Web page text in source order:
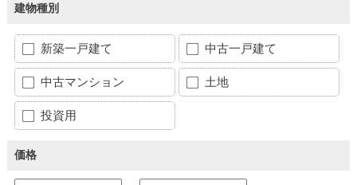
建物種別
新築一戸建て 中古一戸建て
中古マンション 土地
投資用
価格